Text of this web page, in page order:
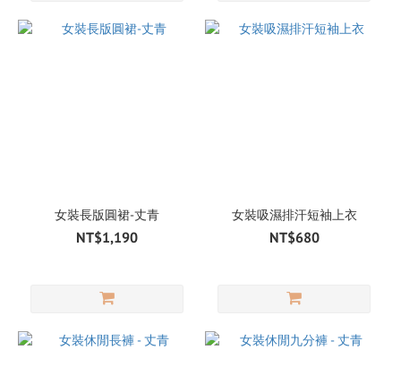
女裝長版圓裙-丈青
NT$1,190
女裝吸濕排汗短袖上衣
NT$680